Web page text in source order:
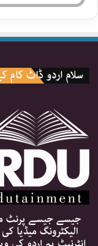
سلام اردو ڈاٹ کام
جیسے جیسے پرنٹ
الیکٹرونگ